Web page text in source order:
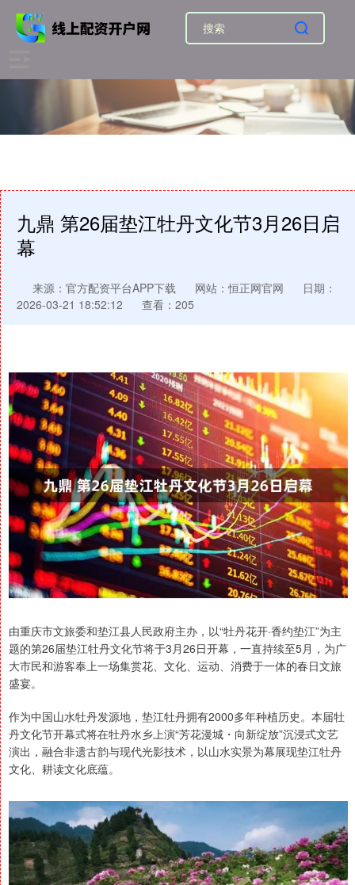
九鼎 第26届垫江牡丹文化节3月26日启
幕
来源：官方配资平台APP下载 网站：恒正网官网
日期：
2026-03-21 18:52:12
查看：205
由重庆市文旅委和垫江县人民政府主办，以“牡丹花开·香约垫江”为主
题的第26届垫江牡丹文化节将于3月26日开幕，一直持续至5月，为广
大市民和游客奉上一场集赏花、文化、运动、消费于一体的春日文旅
盛宴。
作为中国山水牡丹发源地，垫江牡丹拥有2000多年种植历史。本届牡
丹文化节开幕式将在牡丹水乡上演“芳花漫城・向新绽放”沉浸式文艺
演出，融合非遗古韵与现代光影技术，以山水实景为幕展现垫江牡丹
文化、耕读文化底蕴。